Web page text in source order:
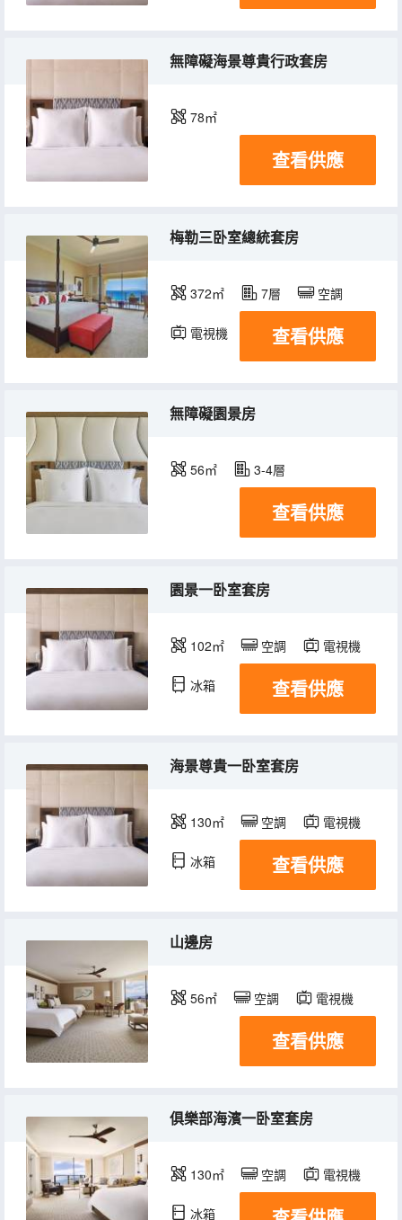
無障礙海景尊貴行政套房
78㎡
查看供應
梅勒三卧室總統套房
372㎡ 7層 空調
電視機 查看供應
無障礙園景房
56㎡ 3-4層
查看供應
園景一卧室套房
102㎡ 空調 電視機
冰箱 查看供應
海景尊貴一卧室套房
130㎡ 空調 電視機
冰箱 查看供應
山邊房
56㎡ 空調 電視機
查看供應
俱樂部海濱一卧室套房
130㎡ 空調 電視機
冰箱